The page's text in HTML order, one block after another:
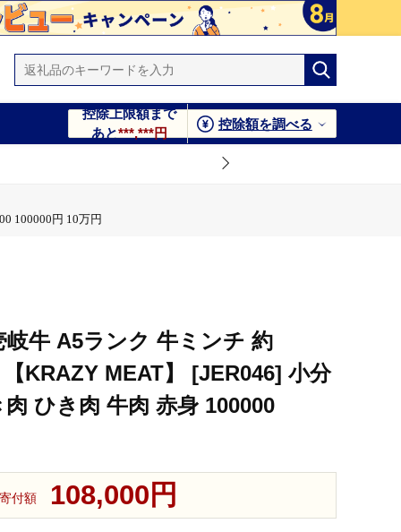
控除上限額まで
あと***,***円
控除額を調べる
100000円 10万円
岐牛 A5ランク 牛ミンチ 約
KRAZY MEAT】 [JER046] 小分
ひき肉 牛肉 赤身 100000
寄付額 108,000円